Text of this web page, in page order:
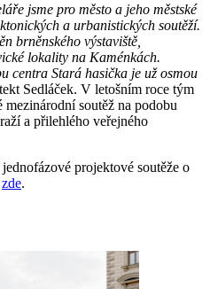
jsme pro město a jeho městské
a urbanistických soutěží.
brněnského výstaviště,
lokality na Kaménkách.
centra Stará hasička je už osmou
Sedláček. V letošním roce tým
mezinárodní soutěž na podobu
a přilehlého veřejného
projektové soutěže o
zde.